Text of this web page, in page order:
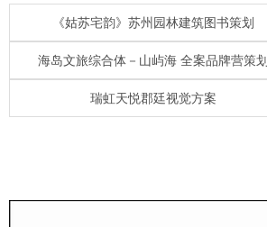
《姑苏宅韵》苏州园林建筑图书策划
海岛文旅综合体－山屿海 全案品牌营策划
瑞虹天悦郡廷视觉方案